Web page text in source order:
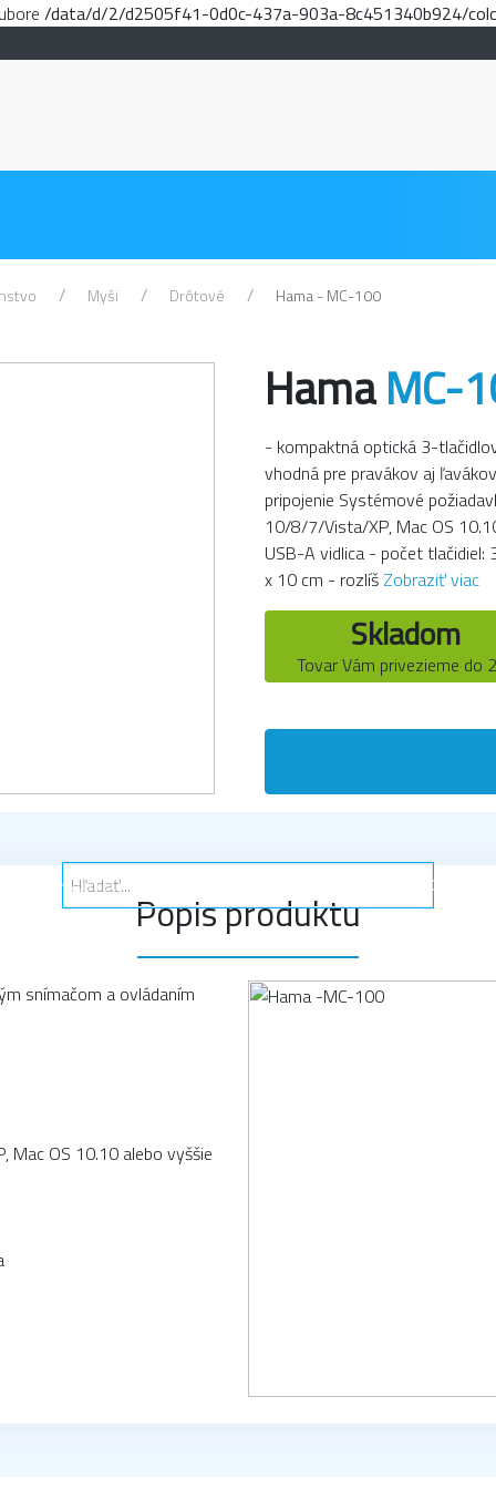
/data/d/2/d2505f41-0d0c-437a-903a-8c451340b924/
- AUDIO - AUTO
Myši Drôtové Hama - MC-100
HamaMC-
- kompaktná optická 3-
vhodná pre pravákov aj
pripojenie Systémové
10/8/7/Vista/XP, Mac OS
USB-A vidlica - počet
x 10 cm - rozlíš Zobraziť viac
Skladom
Tovar Vám privezieme do
Popis produktu
snímačom a ovládaním
OS 10.10 alebo vyššie